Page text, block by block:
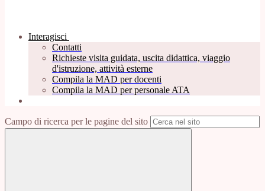
Interagisci
Contatti
Richieste visita guidata, uscita didattica, viaggio
d'istruzione, attività esterne
Compila la MAD per docenti
Compila la MAD per personale ATA
Campo di ricerca per le pagine del sito